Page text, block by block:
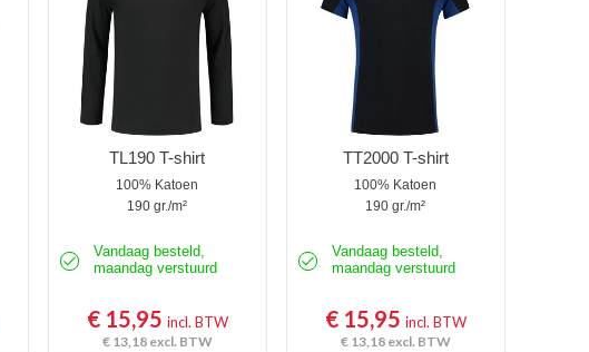
TL190 T-shirt
100% Katoen
190 gr./m²
Vandaag besteld,
maandag verstuurd
€ 15,95 incl. BTW
€ 13,18 excl. BTW
TT2000 T-shirt
100% Katoen
190 gr./m²
Vandaag besteld,
maandag verstuurd
€ 15,95 incl. BTW
€ 13,18 excl. BTW